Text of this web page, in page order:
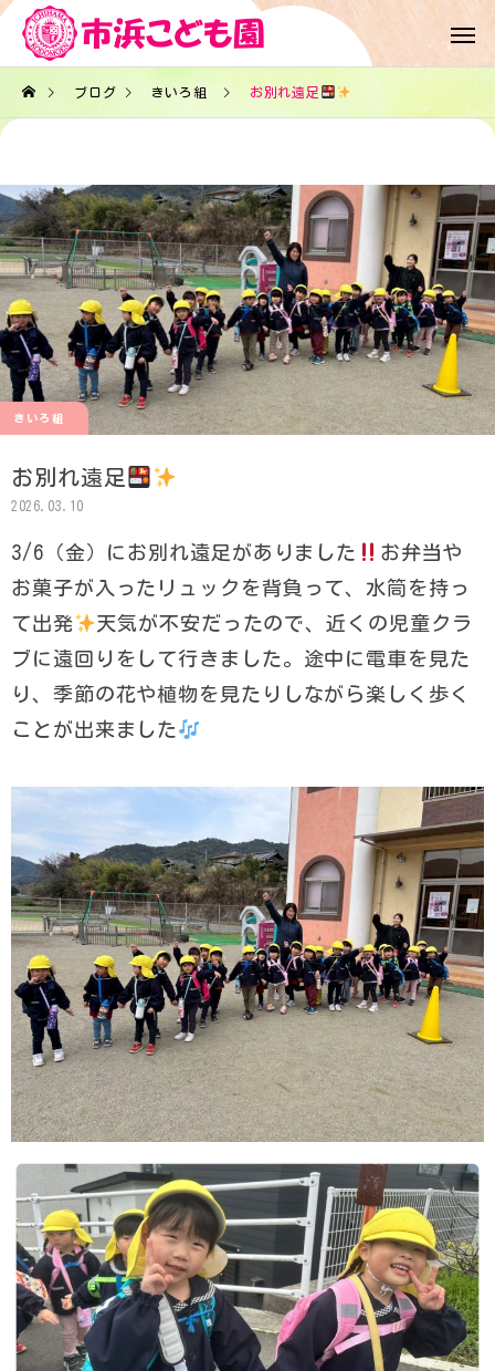
ブログ きいろ組 お別れ遠足
きいろ組
お別れ遠足
2026.03.10
3/6（金）にお別れ遠足がありました
お弁当や
お菓子が入ったリュックを背負って、水筒を持っ
て出発
天気が不安だったので、近くの児童クラ
ブに遠回りをして行きました。途中に電車を見た
り、季節の花や植物を見たりしながら楽しく歩く
ことが出来ました